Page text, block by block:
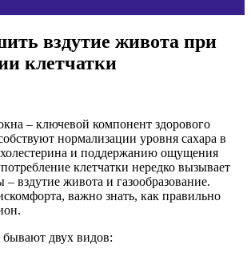
вздутие живота при
клетчатки
– ключевой компонент здорового
нормализации уровня сахара в
и поддержанию ощущения
клетчатки нередко вызывает
вздутие живота и газообразование.
важно знать, как правильно
двух видов: